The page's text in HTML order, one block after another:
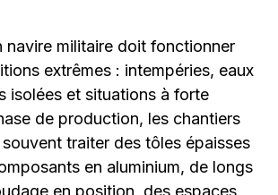
navire militaire doit fonctionner
extrêmes : intempéries, eaux
isolées et situations à forte
de production, les chantiers
traiter des tôles épaisses
en aluminium, de longs
en position, des espaces